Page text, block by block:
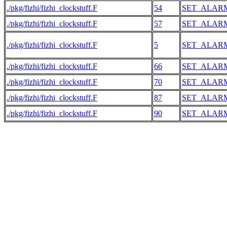
./pkg/fizhi/fizhi_clockstuff.F
54
./pkg/fizhi/fizhi_clockstuff.F
57
./pkg/fizhi/fizhi_clockstuff.F 5
./pkg/fizhi/fizhi_clockstuff.F 66
./pkg/fizhi/fizhi_clockstuff.F
70
./pkg/fizhi/fizhi_clockstuff.F
87
./pkg/fizhi/fizhi_clockstuff.F
90